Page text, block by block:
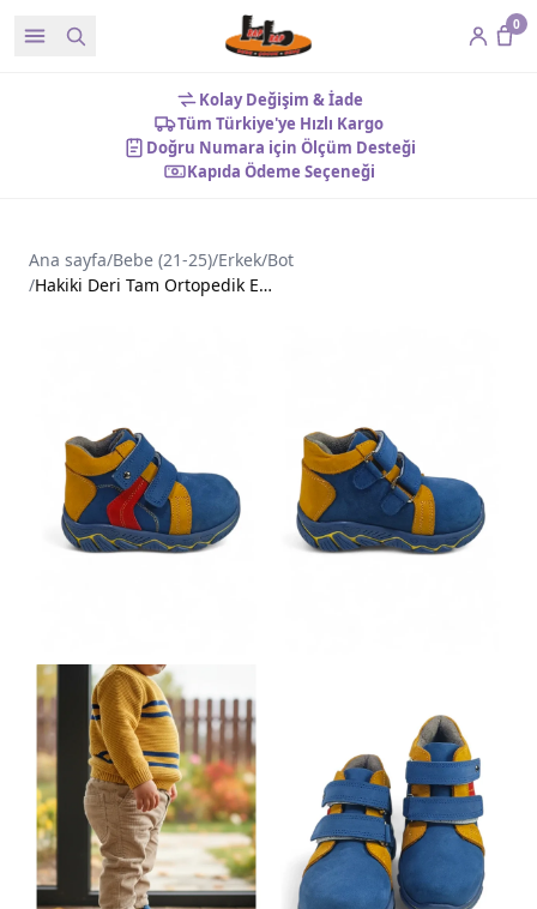
0
Kolay Değişim & İade
Tüm Türkiye'ye Hızlı Kargo
Doğru Numara için Ölçüm Desteği
Kapıda Ödeme Seçeneği
Ana sayfa/Bebe (21-25)/Erkek/Bot
/
Hakiki Deri Tam Ortopedik Erkek Bebek Botu